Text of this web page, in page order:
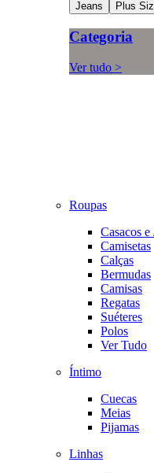
Jeans Plus
Categoria
Ver tudo >
Roupas
Casacos e
Camisetas
Calças
Bermudas
Camisas
Regatas
Suéteres
Polos
Ver Tudo
Íntimo
Cuecas
Meias
Pijamas
Linhas